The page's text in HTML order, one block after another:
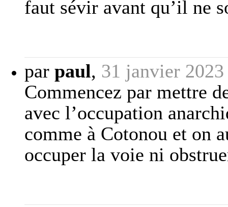
faut sévir avant qu’il ne
par paul, 31 janvier
Commencez par mettre
avec l’occupation
comme à Cotonou et on
occuper la voie ni